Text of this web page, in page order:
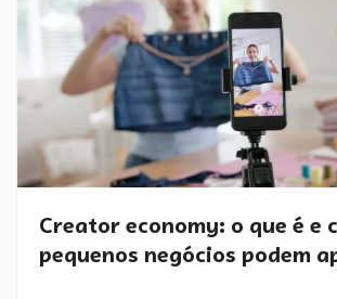
Creator economy: o que é e
pequenos negócios podem